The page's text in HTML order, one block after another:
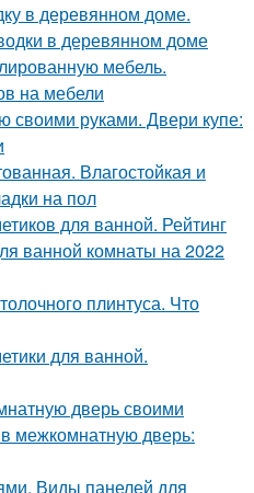
в деревянном доме.
в деревянном доме
мебель.
на мебели
своими руками. Двери купе:
Влагостойкая и
на пол
для ванной. Рейтинг
ванной комнаты на 2022
плинтуса. Что
для ванной.
дверь своими
межкомнатную дверь:
Виды панелей для